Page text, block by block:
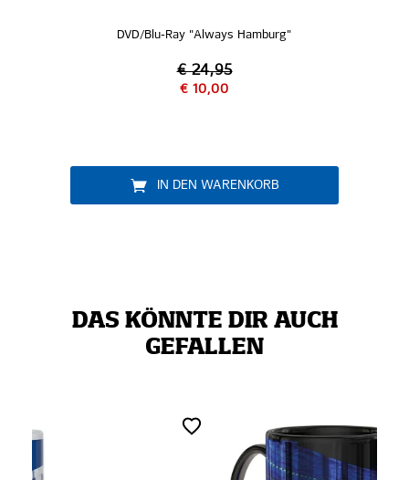
DVD/Blu-Ray "Always Hamburg"
€ 24,95
€ 10,00
IN DEN WARENKORB
DAS KÖNNTE DIR AUCH
GEFALLEN